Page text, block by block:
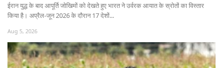
ईरान युद्ध के बाद आपूर्ति जोखिमों को देखते हुए भारत ने उर्वरक आयात के स्रोतों का विस्तार
किया है। अप्रैल-जून 2026 के दौरान 17 देशों...
Aug 5, 2026